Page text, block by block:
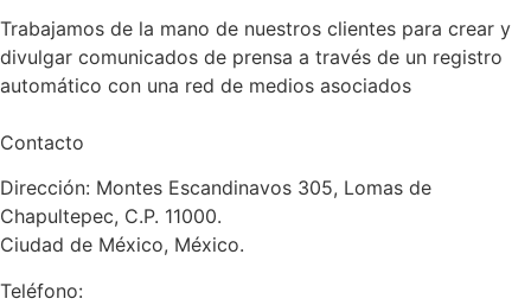
Trabajamos de la mano de nuestros clientes para crear y
divulgar comunicados de prensa a través de un registro
automático con una red de medios asociados
Contacto
Dirección: Montes Escandinavos 305, Lomas de
Chapultepec, C.P. 11000.
Ciudad de México, México.
Teléfono: